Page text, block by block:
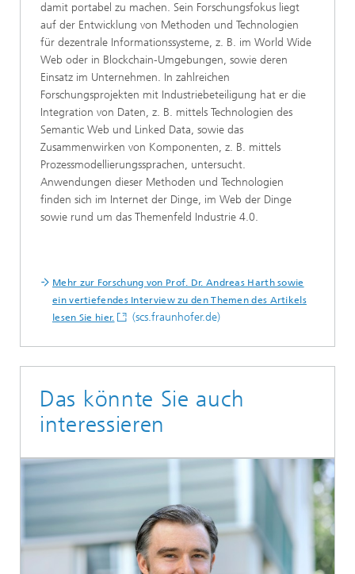
damit portabel zu machen. Sein Forschungsfokus liegt
auf der Entwicklung von Methoden und Technologien
für dezentrale Informationssysteme, z. B. im World Wide
Web oder in Blockchain-Umgebungen, sowie deren
Einsatz im Unternehmen. In zahlreichen
Forschungsprojekten mit Industriebeteiligung hat er die
Integration von Daten, z. B. mittels Technologien des
Semantic Web und Linked Data, sowie das
Zusammenwirken von Komponenten, z. B. mittels
Prozessmodellierungssprachen, untersucht.
Anwendungen dieser Methoden und Technologien
finden sich im Internet der Dinge, im Web der Dinge
sowie rund um das Themenfeld Industrie 4.0.
Mehr zur Forschung von Prof. Dr. Andreas Harth sowie
ein vertiefendes Interview zu den Themen des Artikels
lesen Sie hier.
(scs.fraunhofer.de)
Das könnte Sie auch
interessieren